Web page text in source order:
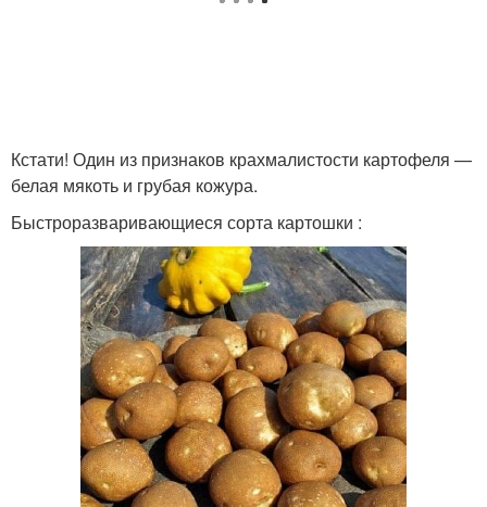
Кстати! Один из признаков крахмалистости картофеля —
белая мякоть и грубая кожура.
Быстроразваривающиеся сорта картошки :